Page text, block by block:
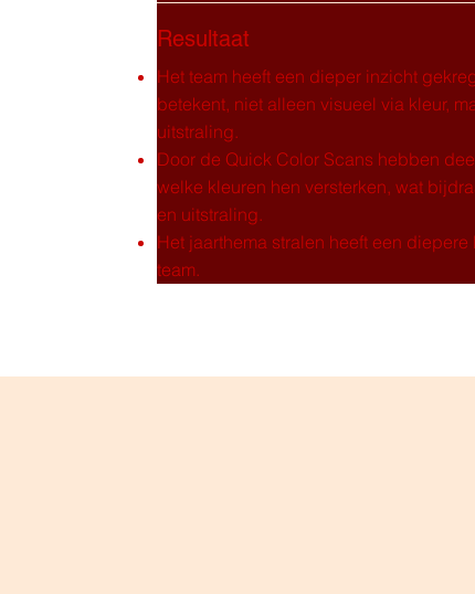
Resultaat
Het team heeft een dieper inzicht
betekent, niet alleen visueel via kleur,
uitstraling.
Door de Quick Color Scans hebben
welke kleuren hen versterken, wat
en uitstraling.
Het jaarthema stralen heeft een
team.